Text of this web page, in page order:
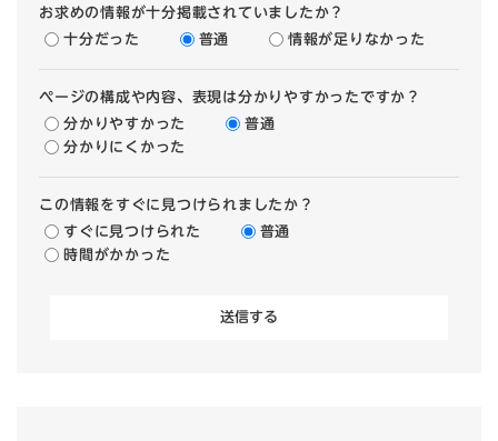
お求めの情報が十分掲載されていましたか？
十分だった
普通 情報が足りなかった
ページの構成や内容、表現は分かりやすかったですか？
分かりやすかった
普通
分かりにくかった
この情報をすぐに見つけられましたか？
すぐに見つけられた
普通
時間がかかった